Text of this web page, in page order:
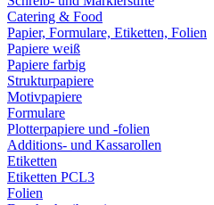
Catering & Food
Papier, Formulare, Etiketten, Folien
Papiere weiß
Papiere farbig
Strukturpapiere
Motivpapiere
Formulare
Plotterpapiere und -folien
Additions- und Kassarollen
Etiketten
Etiketten PCL3
Folien